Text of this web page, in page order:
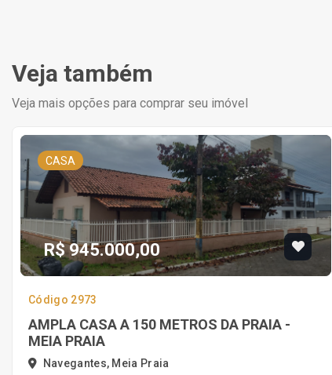
Veja também
Veja mais opções para comprar seu imóvel
CASA
R$ 945.000,00
Código 2973
AMPLA CASA A 150 METROS DA PRAIA -
MEIA PRAIA
Navegantes, Meia Praia